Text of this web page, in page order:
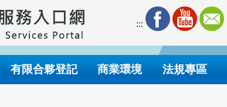
:::
有限合夥登記 商業環境 法規專區